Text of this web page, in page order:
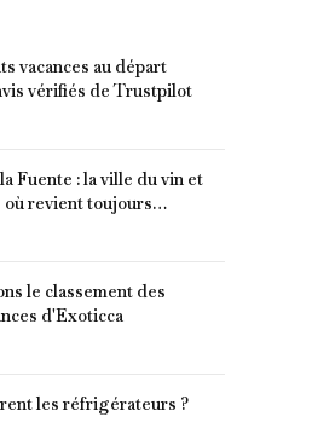
vacances au départ
vérifiés de Trustpilot
Fuente : la ville du vin et
où revient toujours
le classement des
d'Exoticca
les réfrigérateurs ?